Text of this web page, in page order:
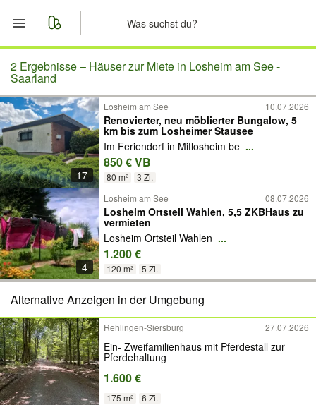
Start
Merkliste
Nachrichten
Anzeige aufgeben
2 Ergebnisse – Häuser zur Miete in Losheim am See -
Saarland
17
Losheim am See 10.07.2026
Renovierter, neu möblierter Bungalow, 5
km bis zum Losheimer Stausee
Im Feriendorf in Mitlosheim be ...
850 € VB
80 m² 3 Zi.
4
Losheim am See 08.07.2026
Losheim Ortsteil Wahlen, 5,5 ZKBHaus zu
vermieten
Losheim Ortsteil Wahlen ...
1.200 €
120 m² 5 Zi.
Alternative Anzeigen in der Umgebung
Rehlingen-Siersburg 27.07.2026
Ein- Zweifamilienhaus mit Pferdestall zur
Pferdehaltung
1.600 €
175 m²
6 Zi.